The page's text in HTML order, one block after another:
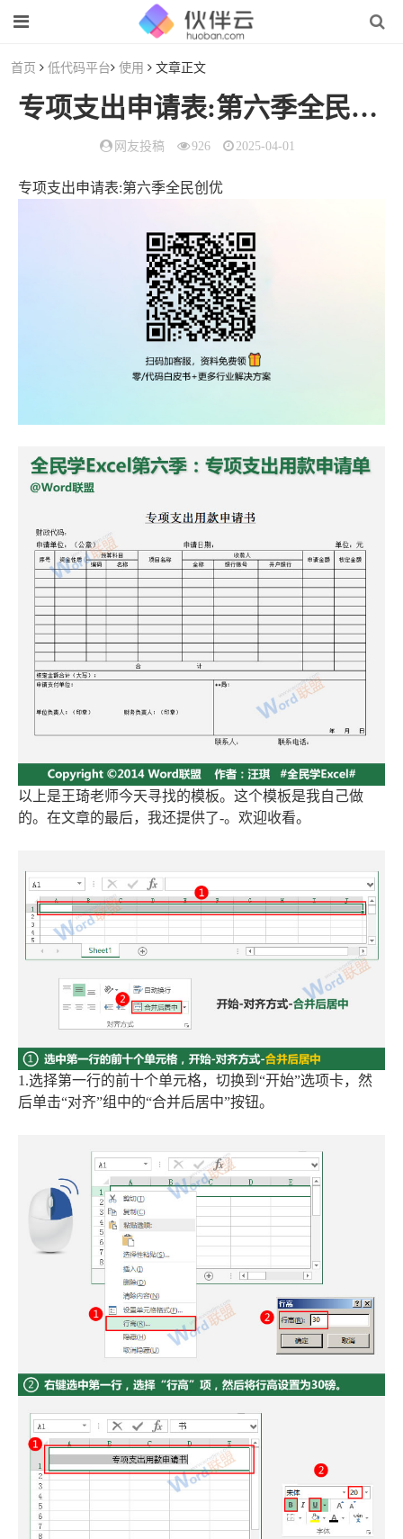
首页 低代码平台 使用 文章正文
专项支出申请表:第六季全民创优
网友投稿 926 2025-04-01
专项支出申请表:第六季全民创优
以上是王琦老师今天寻找的模板。这个模板是我自己做
的。在文章的最后，我还提供了-。欢迎收看。
1.选择第一行的前十个单元格，切换到“开始”选项卡，然
后单击“对齐”组中的“合并后居中”按钮。